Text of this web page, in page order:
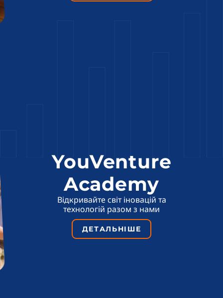
YouVenture
Academy
Відкривайте світ іновацій та
технологій разом з нами
ДЕТАЛЬНІШЕ